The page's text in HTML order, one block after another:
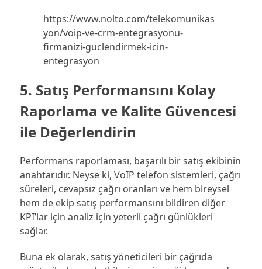
https://www.nolto.com/telekomunikas
yon/voip-ve-crm-entegrasyonu-
firmanizi-guclendirmek-icin-
entegrasyon
5. Satış Performansını Kolay
Raporlama ve Kalite Güvencesi
ile Değerlendirin
Performans raporlaması, başarılı bir satış ekibinin
anahtarıdır. Neyse ki, VoIP telefon sistemleri, çağrı
süreleri, cevapsız çağrı oranları ve hem bireysel
hem de ekip satış performansını bildiren diğer
KPI’lar için analiz için yeterli çağrı günlükleri
sağlar.
Buna ek olarak, satış yöneticileri bir çağrıda